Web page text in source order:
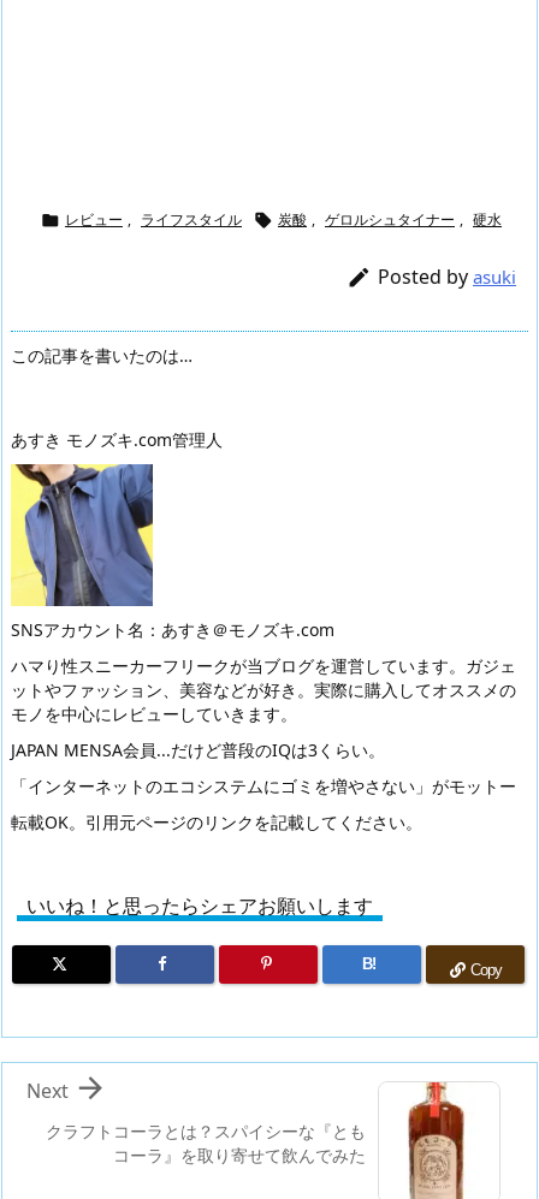
 レビュー , ライフスタイル  炭酸 , ゲロルシュタイナー , 硬水
 Posted by asuki
この記事を書いたのは…
あすき モノズキ.com管理人
SNSアカウント名：あすき＠モノズキ.com
ハマり性スニーカーフリークが当ブログを運営しています。ガジェ
ットやファッション、美容などが好き。実際に購入してオススメの
モノを中心にレビューしていきます。
JAPAN MENSA会員...だけど普段のIQは3くらい。
「インターネットのエコシステムにゴミを増やさない」がモットー
転載OK。引用元ページのリンクを記載してください。
いいね！と思ったらシェアお願いします
B! Copy
クラフトコーラとは？スパイシーな『とも
コーラ』を取り寄せて飲んでみた

Next